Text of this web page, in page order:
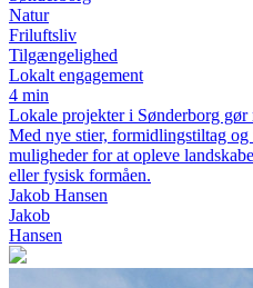
Natur
Friluftsliv
Tilgængelighed
Lokalt engagement
4 min
Lokale projekter i Sønderborg
Med nye stier, formidlingstiltag og
muligheder for at opleve
eller fysisk formåen.
Jakob Hansen
Jakob
Hansen